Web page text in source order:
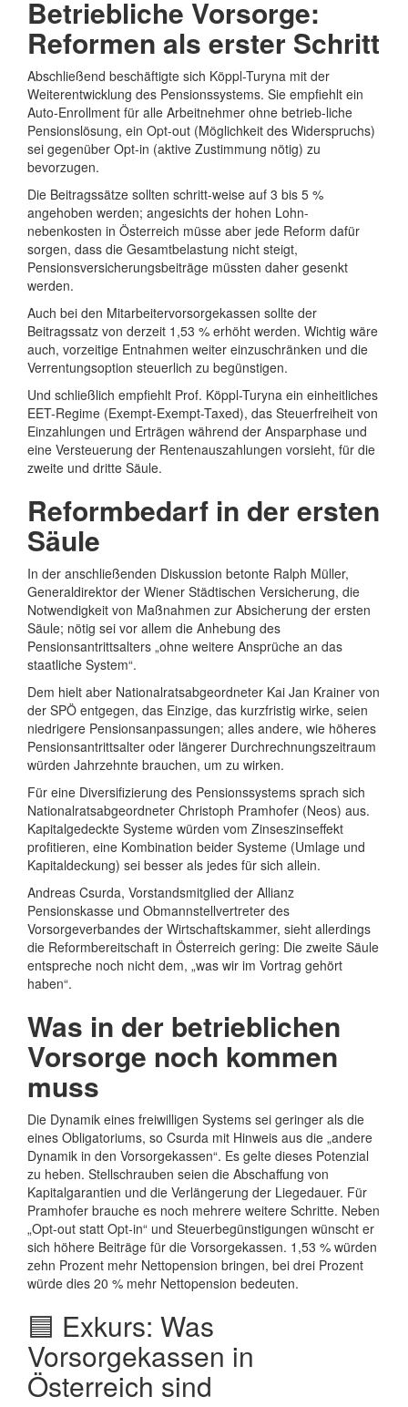
Betriebliche Vorsorge:
Reformen als erster Schritt
Abschließend beschäftigte sich Köppl-Turyna mit der
Weiterentwicklung des Pensionssystems. Sie empfiehlt ein
Auto-Enrollment für alle Arbeitnehmer ohne betrieb-liche
Pensionslösung, ein Opt-out (Möglichkeit des Widerspruchs)
sei gegenüber Opt-in (aktive Zustimmung nötig) zu
bevorzugen.
Die Beitragssätze sollten schritt-weise auf 3 bis 5 %
angehoben werden; angesichts der hohen Lohn-
nebenkosten in Österreich müsse aber jede Reform dafür
sorgen, dass die Gesamtbelastung nicht steigt,
Pensionsversicherungsbeiträge müssten daher gesenkt
werden.
Auch bei den Mitarbeitervorsorgekassen sollte der
Beitragssatz von derzeit 1,53 % erhöht werden. Wichtig wäre
auch, vorzeitige Entnahmen weiter einzuschränken und die
Verrentungsoption steuerlich zu begünstigen.
Und schließlich empfiehlt Prof. Köppl-Turyna ein einheitliches
EET-Regime (Exempt-Exempt-Taxed), das Steuerfreiheit von
Einzahlungen und Erträgen während der Ansparphase und
eine Versteuerung der Rentenauszahlungen vorsieht, für die
zweite und dritte Säule.
Reformbedarf in der ersten
Säule
In der anschließenden Diskussion betonte Ralph Müller,
Generaldirektor der Wiener Städtischen Versicherung, die
Notwendigkeit von Maßnahmen zur Absicherung der ersten
Säule; nötig sei vor allem die Anhebung des
Pensionsantrittsalters „ohne weitere Ansprüche an das
staatliche System“.
Dem hielt aber Nationalratsabgeordneter Kai Jan Krainer von
der SPÖ entgegen, das Einzige, das kurzfristig wirke, seien
niedrigere Pensionsanpassungen; alles andere, wie höheres
Pensionsantrittsalter oder längerer Durchrechnungszeitraum
würden Jahrzehnte brauchen, um zu wirken.
Für eine Diversifizierung des Pensionssystems sprach sich
Nationalratsabgeordneter Christoph Pramhofer (Neos) aus.
Kapitalgedeckte Systeme würden vom Zinseszinseffekt
profitieren, eine Kombination beider Systeme (Umlage und
Kapitaldeckung) sei besser als jedes für sich allein.
Andreas Csurda, Vorstandsmitglied der Allianz
Pensionskasse und Obmannstellvertreter des
Vorsorgeverbandes der Wirtschaftskammer, sieht allerdings
die Reformbereitschaft in Österreich gering: Die zweite Säule
entspreche noch nicht dem, „was wir im Vortrag gehört
haben“.
Was in der betrieblichen
Vorsorge noch kommen
muss
Die Dynamik eines freiwilligen Systems sei geringer als die
eines Obligatoriums, so Csurda mit Hinweis aus die „andere
Dynamik in den Vorsorgekassen“. Es gelte dieses Potenzial
zu heben. Stellschrauben seien die Abschaffung von
Kapitalgarantien und die Verlängerung der Liegedauer. Für
Pramhofer brauche es noch mehrere weitere Schritte. Neben
„Opt-out statt Opt-in“ und Steuerbegünstigungen wünscht er
sich höhere Beiträge für die Vorsorgekassen. 1,53 % würden
zehn Prozent mehr Nettopension bringen, bei drei Prozent
würde dies 20 % mehr Nettopension bedeuten.
🟦 Exkurs: Was
Vorsorgekassen in
Österreich sind